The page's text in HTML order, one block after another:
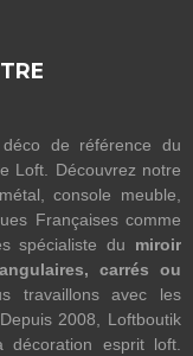
de référence du
Loft. Découvrez notre
console meuble,
Françaises comme
spécialiste du miroir
carrés ou
travaillons avec les
2008, Loftboutik
esprit loft.